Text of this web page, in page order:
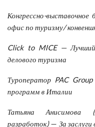
Конгрессно-
офис по туризму/
Click to MICE — Лучший
делового туризма
Туроператор PAC Group
программ в Италии
Татьяна Анисимова
разработок) — За заслуги